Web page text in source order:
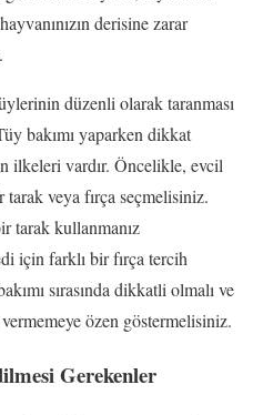
derisine zarar
düzenli olarak taranması
bakımı yaparken dikkat
ilkeleri vardır. Öncelikle, evcil
tarak veya fırça seçmelisiniz.
tarak kullanmanız
için farklı bir fırça tercih
sırasında dikkatli olmalı ve
özen göstermelisiniz.
Gerekenler